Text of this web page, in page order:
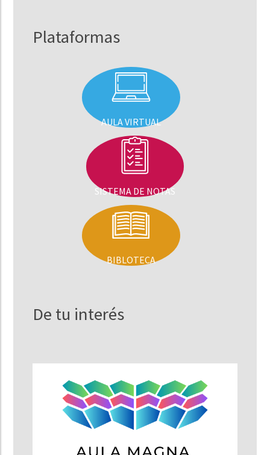
Plataformas
AULA VIRTUAL
SISTEMA DE NOTAS
BIBLOTECA
De tu interés